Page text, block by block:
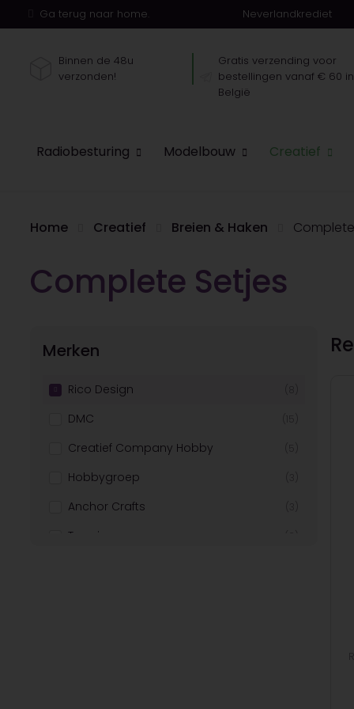
Ga terug naar home. Neverlandkrediet
Binnen de 48u
verzonden!
Gratis verzending voor
bestellingen vanaf € 60 in
België
Radiobesturing Modelbouw Creatief
Home Creatief Breien & Haken
Complete Setjes
Merken
Rico Design
DMC
Creatief Company Hobby
Hobbygroep
Anchor Crafts
Toopiz